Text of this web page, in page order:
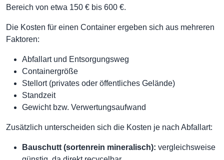
Bereich von etwa 150 € bis 600 €.
Die Kosten für einen Container ergeben sich aus mehreren
Faktoren:
Abfallart und Entsorgungsweg
Containergröße
Stellort (privates oder öffentliches Gelände)
Standzeit
Gewicht bzw. Verwertungsaufwand
Zusätzlich unterscheiden sich die Kosten je nach Abfallart:
Bauschutt (sortenrein mineralisch): vergleichsweise